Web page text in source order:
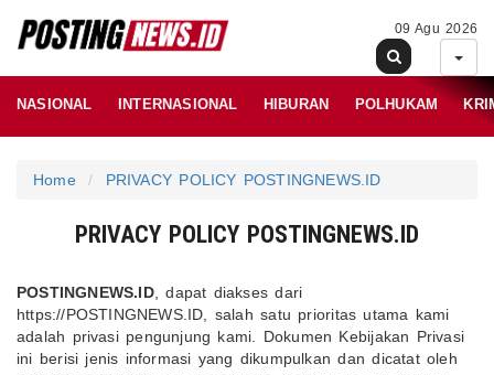
09 Agu 2026
NASIONAL INTERNASIONAL HIBURAN POLHUKAM
Home PRIVACY POLICY POSTINGNEWS.ID
PRIVACY POLICY POSTINGNEWS.ID
POSTINGNEWS.ID, dapat diakses dari
https://POSTINGNEWS.ID, salah satu prioritas utama kami
adalah privasi pengunjung kami. Dokumen Kebijakan Privasi
ini berisi jenis informasi yang dikumpulkan dan dicatat oleh